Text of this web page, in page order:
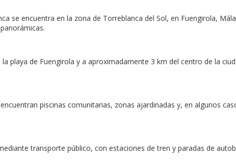
se encuentra en la zona de Torreblanca del Sol, en Fuengirola,
playa de Fuengirola y a aproximadamente 3 km del centro de la
piscinas comunitarias, zonas ajardinadas y, en algunos
transporte público, con estaciones de tren y paradas de